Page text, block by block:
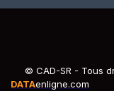
© CAD-SR - Tous
DATAenligne.com